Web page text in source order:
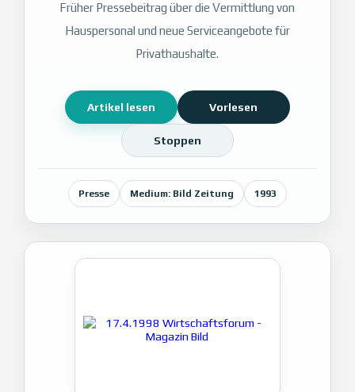
Früher Pressebeitrag über die Vermittlung von
Hauspersonal und neue Serviceangebote für
Privathaushalte.
Artikel lesen Vorlesen
Stoppen
Presse Medium: Bild Zeitung 1993